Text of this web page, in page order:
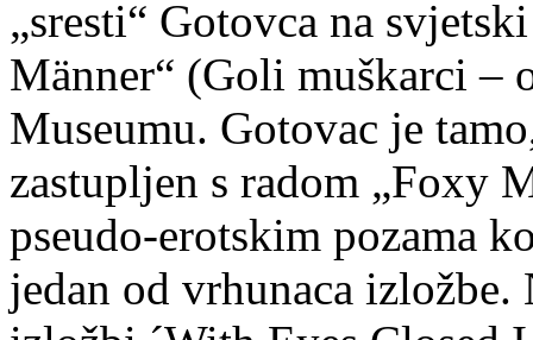
„sresti“ Gotovca na
Männer“ (Goli muškarci –
Museumu. Gotovac je
zastupljen s radom „Foxy
pseudo-erotskim pozama
jedan od vrhunaca